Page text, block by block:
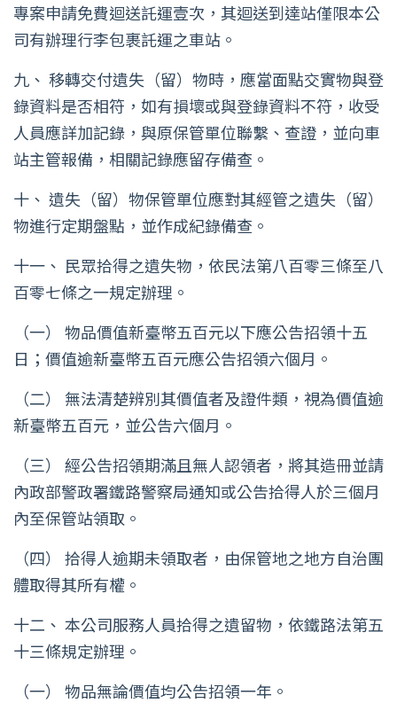
專案申請免費迴送託運壹次，其迴送到達站僅限本公
司有辦理行李包裹託運之車站。
九、 移轉交付遺失（留）物時，應當面點交實物與登
錄資料是否相符，如有損壞或與登錄資料不符，收受
人員應詳加記錄，與原保管單位聯繫、查證，並向車
站主管報備，相關記錄應留存備查。
十、 遺失（留）物保管單位應對其經管之遺失（留）
物進行定期盤點，並作成紀錄備查。
十一、 民眾拾得之遺失物，依民法第八百零三條至八
百零七條之一規定辦理。
（一） 物品價值新臺幣五百元以下應公告招領十五
日；價值逾新臺幣五百元應公告招領六個月。
（二） 無法清楚辨別其價值者及證件類，視為價值逾
新臺幣五百元，並公告六個月。
（三） 經公告招領期滿且無人認領者，將其造冊並請
內政部警政署鐵路警察局通知或公告拾得人於三個月
內至保管站領取。
（四） 拾得人逾期未領取者，由保管地之地方自治團
體取得其所有權。
十二、 本公司服務人員拾得之遺留物，依鐵路法第五
十三條規定辦理。
（一） 物品無論價值均公告招領一年。